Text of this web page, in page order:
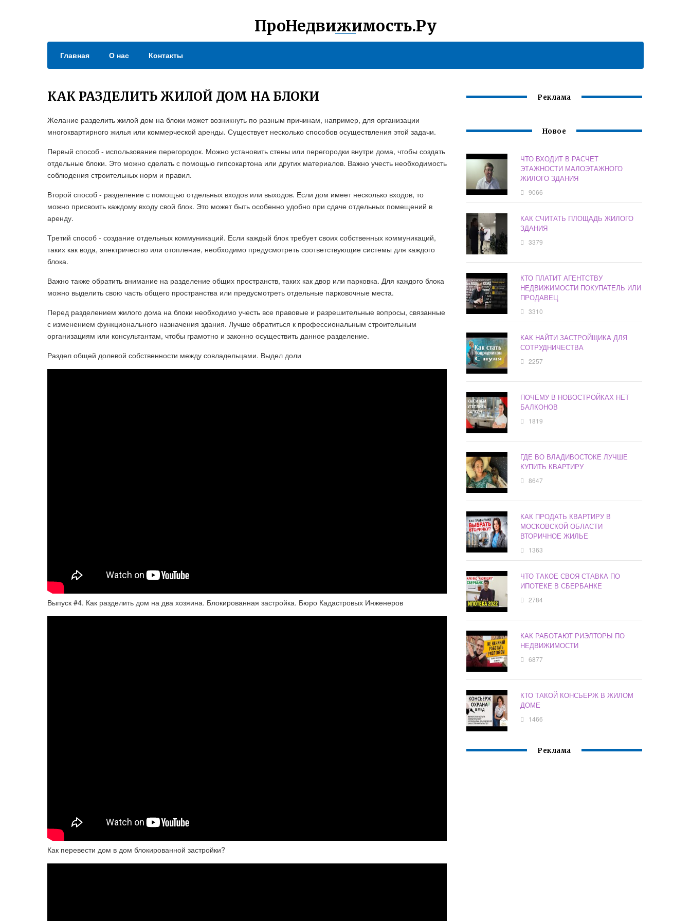
ПроНедвижимость.Ру
Главная О нас Контакты
КАК РАЗДЕЛИТЬ ЖИЛОЙ ДОМ НА БЛОКИ
Желание разделить жилой дом на блоки может возникнуть по разным причинам, например, для организации
многоквартирного жилья или коммерческой аренды. Существует несколько способов осуществления этой задачи.
Первый способ - использование перегородок. Можно установить стены или перегородки внутри дома, чтобы создать
отдельные блоки. Это можно сделать с помощью гипсокартона или других материалов. Важно учесть необходимость
соблюдения строительных норм и правил.
Второй способ - разделение с помощью отдельных входов или выходов. Если дом имеет несколько входов, то
можно присвоить каждому входу свой блок. Это может быть особенно удобно при сдаче отдельных помещений в
аренду.
Третий способ - создание отдельных коммуникаций. Если каждый блок требует своих собственных коммуникаций,
таких как вода, электричество или отопление, необходимо предусмотреть соответствующие системы для каждого
блока.
Важно также обратить внимание на разделение общих пространств, таких как двор или парковка. Для каждого блока
можно выделить свою часть общего пространства или предусмотреть отдельные парковочные места.
Перед разделением жилого дома на блоки необходимо учесть все правовые и разрешительные вопросы, связанные
с изменением функционального назначения здания. Лучше обратиться к профессиональным строительным
организациям или консультантам, чтобы грамотно и законно осуществить данное разделение.
Раздел общей долевой собственности между совладельцами. Выдел доли
Выпуск #4. Как разделить дом на два хозяина. Блокированная застройка. Бюро Кадастровых Инженеров
Как перевести дом в дом блокированной застройки?
Реклама
Новое
ЧТО ВХОДИТ В РАСЧЕТ
ЭТАЖНОСТИ МАЛОЭТАЖНОГО
ЖИЛОГО ЗДАНИЯ
9066
КАК СЧИТАТЬ ПЛОЩАДЬ ЖИЛОГО
ЗДАНИЯ
3379
КТО ПЛАТИТ АГЕНТСТВУ
НЕДВИЖИМОСТИ ПОКУПАТЕЛЬ ИЛИ
ПРОДАВЕЦ
3310
КАК НАЙТИ ЗАСТРОЙЩИКА ДЛЯ
СОТРУДНИЧЕСТВА
2257
ПОЧЕМУ В НОВОСТРОЙКАХ НЕТ
БАЛКОНОВ
1819
ГДЕ ВО ВЛАДИВОСТОКЕ ЛУЧШЕ
КУПИТЬ КВАРТИРУ
8647
КАК ПРОДАТЬ КВАРТИРУ В
МОСКОВСКОЙ ОБЛАСТИ
ВТОРИЧНОЕ ЖИЛЬЕ
1363
ЧТО ТАКОЕ СВОЯ СТАВКА ПО
ИПОТЕКЕ В СБЕРБАНКЕ
2784
КАК РАБОТАЮТ РИЭЛТОРЫ ПО
НЕДВИЖИМОСТИ
6877
КТО ТАКОЙ КОНСЬЕРЖ В ЖИЛОМ
ДОМЕ
1466
Реклама